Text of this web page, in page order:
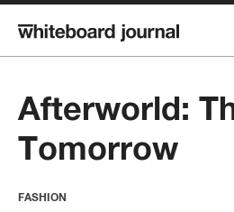
Afterworld:
Tomorrow
FASHION